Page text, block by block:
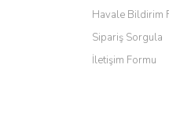
Ürün
Bu
Havale Bildirim
Sipariş Sorgula
İletişim Formu